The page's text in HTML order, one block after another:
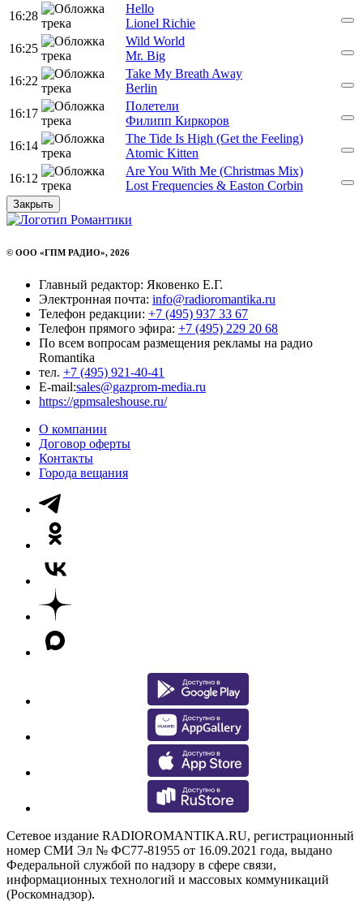
16:28
Hello
Lionel Richie
16:25
Wild World
Mr. Big
16:22
Take My Breath Away
Berlin
16:17
Полетели
Филипп Киркоров
16:14
The Tide Is High (Get the Feeling)
Atomic Kitten
16:12
Are You With Me (Christmas Mix)
Lost Frequencies & Easton Corbin
Закрыть
© ООО «ГПМ РАДИО», 2026
Главный редактор: Яковенко Е.Г.
Электронная почта: info@radioromantika.ru
Телефон редакции: +7 (495) 937 33 67
Телефон прямого эфира: +7 (495) 229 20 68
По всем вопросам размещения рекламы на радио
Romantika
тел. +7 (495) 921-40-41
E-mail:sales@gazprom-media.ru
https://gpmsaleshouse.ru/
О компании
Договор оферты
Контакты
Города вещания
Сетевое издание RADIOROMANTIKA.RU, регистрационный
номер СМИ Эл № ФС77-81955 от 16.09.2021 года, выдано
Федеральной службой по надзору в сфере связи,
информационных технологий и массовых коммуникаций
(Роскомнадзор).